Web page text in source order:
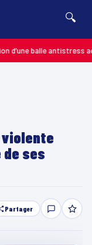
🔍
balle antistress achetée
violente
ses
Partager